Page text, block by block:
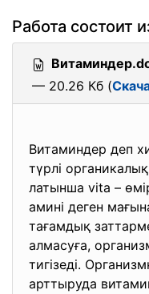
Работа состоит
— 20.26 Кб (
Витаминдер деп
түрлі
латынша vіtа –
амині деген
тағамдық
алмасуға,
тигізеді.
арттыруда